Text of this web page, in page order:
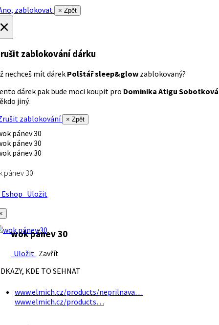
zablokovat
× Zpět
zablokování dárku
nechceš mít dárek Polštář sleep&glow zablokovaný?
dárek pak bude moci koupit pro Dominika Atigu Sobotková
jiný.
zablokování
× Zpět
pánev 30
Uložit
wok pánev 30
Uložit Zavřít
KDE TO SEHNAT
www.elmich.cz/products/neprilnava…
www.elmich.cz/products…